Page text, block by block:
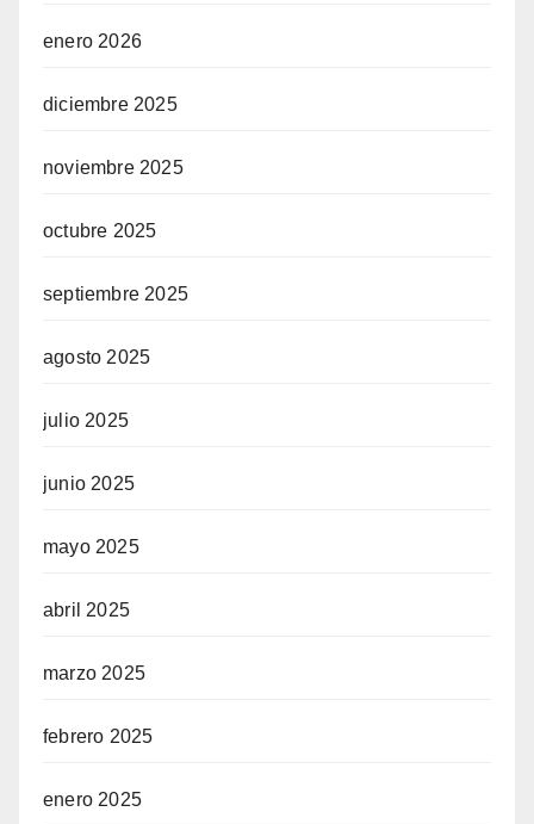
enero 2026
diciembre 2025
noviembre 2025
octubre 2025
septiembre 2025
agosto 2025
julio 2025
junio 2025
mayo 2025
abril 2025
marzo 2025
febrero 2025
enero 2025